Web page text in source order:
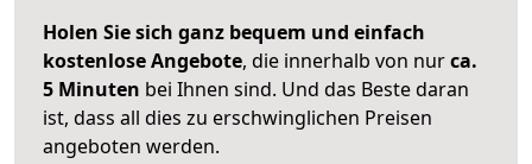
Holen Sie sich ganz bequem und einfach
kostenlose Angebote, die innerhalb von nurca.
5 Minuten bei Ihnen sind. Und das Beste daran
ist, dass all dies zu erschwinglichen Preisen
angeboten werden.